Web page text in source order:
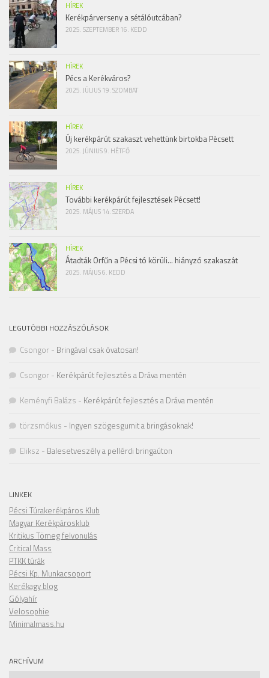
HÍREK
Kerékpárverseny a sétálóutcában?
2025. SZEPTEMBER 16. KEDD
HÍREK
Pécs a Kerékváros?
2025. JÚLIUS 19. SZOMBAT
HÍREK
Új kerékpárút szakaszt vehettünk birtokba Pécsett
2025. JÚNIUS 9. HÉTFŐ
HÍREK
További kerékpárút fejlesztések Pécsett!
2025. MÁJUS 14. SZERDA
HÍREK
Átadták Orfűn a Pécsi tó körüli… hiányzó szakaszát
2025. MÁJUS 6. KEDD
LEGUTÓBBI HOZZÁSZÓLÁSOK
Csongor - Bringával csak óvatosan!
Csongor - Kerékpárút fejlesztés a Dráva mentén
Keményfi Balázs - Kerékpárút fejlesztés a Dráva mentén
törzsmókus - Ingyen szögesgumit a bringásoknak!
Eliksz - Balesetveszély a pellérdi bringaúton
LINKEK
Pécsi Túrakerékpáros Klub
Magyar Kerékpárosklub
Kritikus Tömeg felvonulás
Critical Mass
PTKK túrák
Pécsi Kp. Munkacsoport
Kerékagy blog
Gólyahír
Velosophie
Minimalmass.hu
ARCHÍVUM